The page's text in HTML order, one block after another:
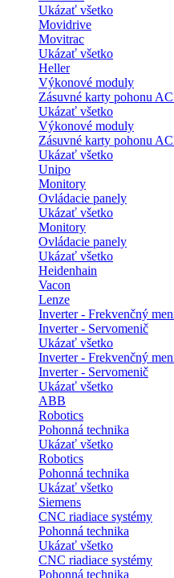
Ukázať všetko
Movidrive
Movitrac
Ukázať všetko
Heller
Výkonové moduly
Zásuvné karty pohonu
Ukázať všetko
Výkonové moduly
Zásuvné karty pohonu
Ukázať všetko
Unipo
Monitory
Ovládacie panely
Ukázať všetko
Monitory
Ovládacie panely
Ukázať všetko
Heidenhain
Vacon
Lenze
Inverter - Frekvenčný
Inverter - Servomenič
Ukázať všetko
Inverter - Frekvenčný
Inverter - Servomenič
Ukázať všetko
ABB
Robotics
Pohonná technika
Ukázať všetko
Robotics
Pohonná technika
Ukázať všetko
Siemens
CNC riadiace systémy
Pohonná technika
Ukázať všetko
CNC riadiace systémy
Pohonná technika